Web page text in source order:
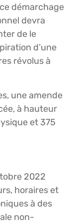
démarchage
devra
de le
d’une
révolus à
une amende
à hauteur
et 375
2022
horaires et
à des
non-